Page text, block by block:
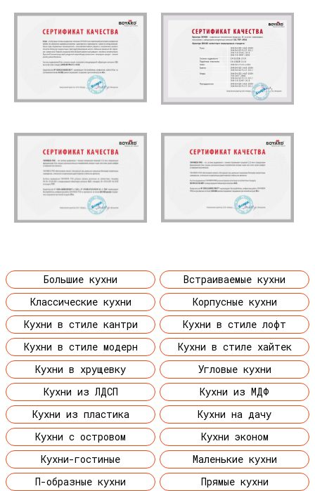
Большие кухни
Встраиваемые кухни
Классические кухни
Корпусные кухни
Кухни в стиле кантри
Кухни в стиле лофт
Кухни в стиле модерн
Кухни в стиле хайтек
Кухни в хрущевку
Угловые кухни
Кухни из ЛДСП
Кухни из МДФ
Кухни из пластика
Кухни на дачу
Кухни с островом
Кухни эконом
Кухни-гостиные
Маленькие кухни
П-образные кухни
Прямые кухни